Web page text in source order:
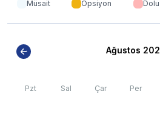
artışı sebebiyle; bölge genelinde
Müsait Opsiyon
Ağustos
Pzt Sal Çar Per